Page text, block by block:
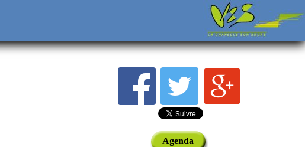
Agenda